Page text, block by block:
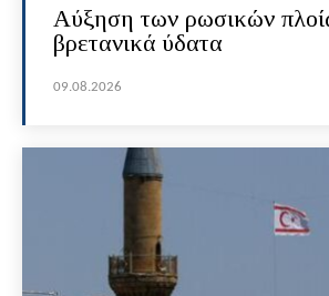
Αύξηση των ρωσικών
βρετανικά ύδατα
09.08.2026